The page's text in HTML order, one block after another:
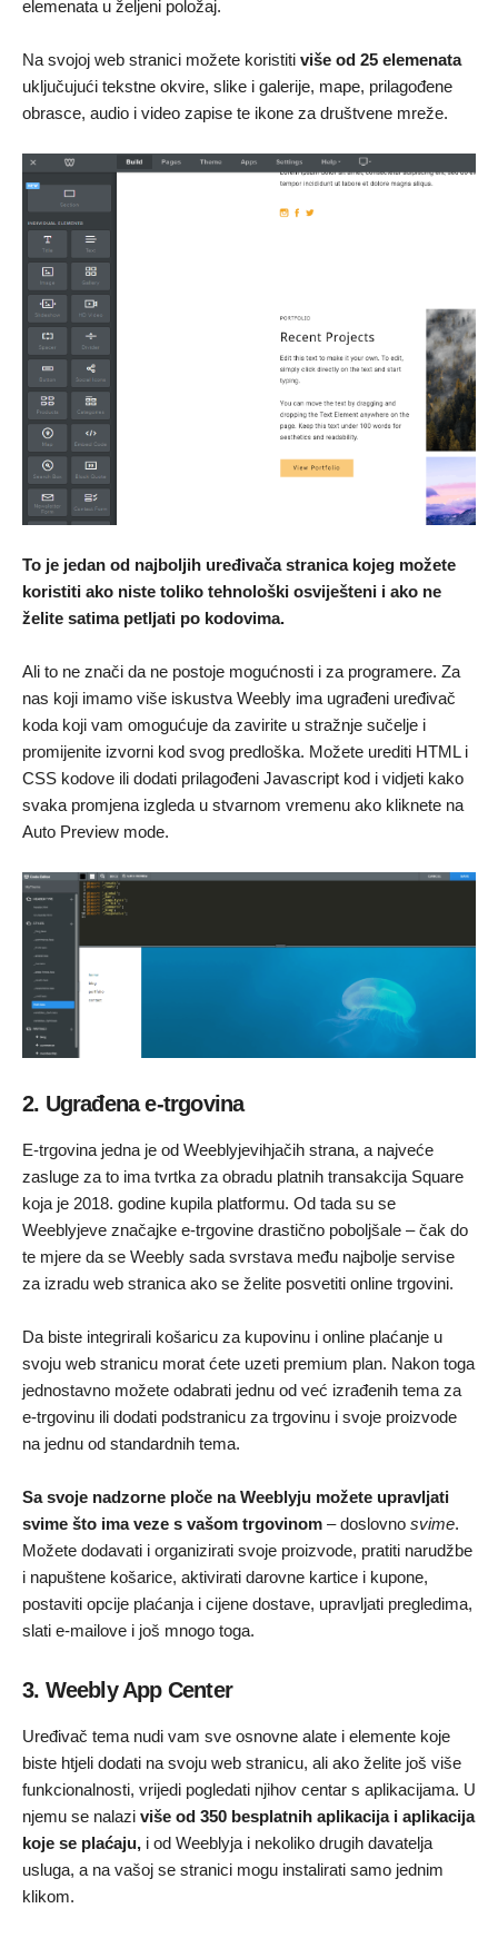
elemenata u željeni položaj.
Na svojoj web stranici možete koristiti više od 25 elemenata
uključujući tekstne okvire, slike i galerije, mape, prilagođene
obrasce, audio i video zapise te ikone za društvene mreže.
To je jedan od najboljih uređivača stranica kojeg možete
koristiti ako niste toliko tehnološki osviješteni i ako ne
želite satima petljati po kodovima.
Ali to ne znači da ne postoje mogućnosti i za programere. Za
nas koji imamo više iskustva Weebly ima ugrađeni uređivač
koda koji vam omogućuje da zavirite u stražnje sučelje i
promijenite izvorni kod svog predloška. Možete urediti HTML i
CSS kodove ili dodati prilagođeni Javascript kod i vidjeti kako
svaka promjena izgleda u stvarnom vremenu ako kliknete na
Auto Preview mode.
2. Ugrađena e-trgovina
E-trgovina jedna je od Weeblyjevihjačih strana, a najveće
zasluge za to ima tvrtka za obradu platnih transakcija Square
koja je 2018. godine kupila platformu. Od tada su se
Weeblyjeve značajke e-trgovine drastično poboljšale – čak do
te mjere da se Weebly sada svrstava među najbolje servise
za izradu web stranica ako se želite posvetiti online trgovini.
Da biste integrirali košaricu za kupovinu i online plaćanje u
svoju web stranicu morat ćete uzeti premium plan. Nakon toga
jednostavno možete odabrati jednu od već izrađenih tema za
e-trgovinu ili dodati podstranicu za trgovinu i svoje proizvode
na jednu od standardnih tema.
Sa svoje nadzorne ploče na Weeblyju možete upravljati
svime što ima veze s vašom trgovinom – doslovno svime.
Možete dodavati i organizirati svoje proizvode, pratiti narudžbe
i napuštene košarice, aktivirati darovne kartice i kupone,
postaviti opcije plaćanja i cijene dostave, upravljati pregledima,
slati e-mailove i još mnogo toga.
3. Weebly App Center
Uređivač tema nudi vam sve osnovne alate i elemente koje
biste htjeli dodati na svoju web stranicu, ali ako želite još više
funkcionalnosti, vrijedi pogledati njihov centar s aplikacijama. U
njemu se nalazi više od 350 besplatnih aplikacija i aplikacija
koje se plaćaju, i od Weeblyja i nekoliko drugih davatelja
usluga, a na vašoj se stranici mogu instalirati samo jednim
klikom.